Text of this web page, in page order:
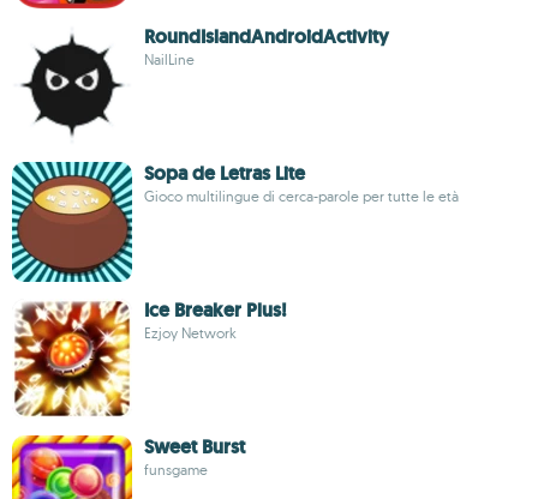
RoundIslandAndroidActivity
NailLine
Sopa de Letras Lite
Gioco multilingue di cerca-parole per tutte le età
Ice Breaker Plus!
Ezjoy Network
Sweet Burst
funsgame